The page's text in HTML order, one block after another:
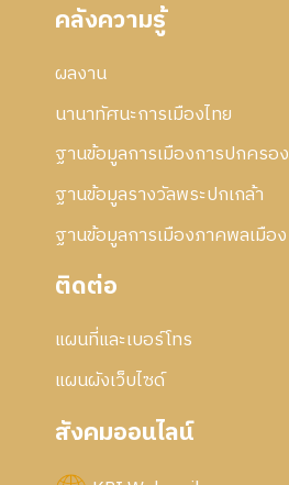
คลังความรู้
ผลงาน
นานาทัศนะการเมืองไทย
ฐานข้อมูลการเมืองการปกครอง
ฐานข้อมูลรางวัลพระปกเกล้า
ฐานข้อมูลการเมืองภาคพลเมือง
ติดต่อ
แผนที่และเบอร์โทร
แผนผังเว็บไซด์
สังคมออนไลน์